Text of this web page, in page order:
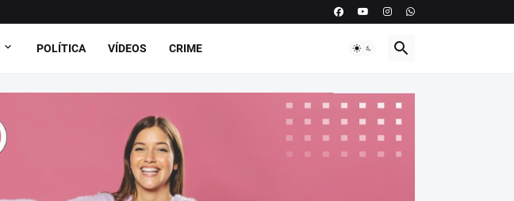
POLÍTICA VÍDEOS CRIME